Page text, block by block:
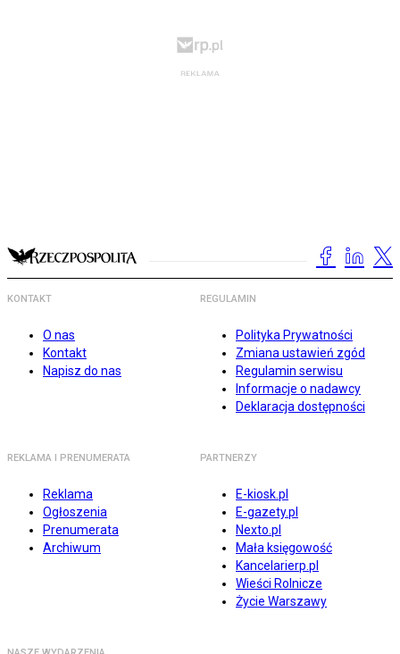
KONTAKT
O nas
Kontakt
Napisz do nas
REGULAMIN
Polityka Prywatności
Zmiana ustawień zgód
Regulamin serwisu
Informacje o nadawcy
Deklaracja dostępności
REKLAMA I PRENUMERATA
Reklama
Ogłoszenia
Prenumerata
Archiwum
PARTNERZY
E-kiosk.pl
E-gazety.pl
Nexto.pl
Mała księgowość
Kancelarierp.pl
Wieści Rolnicze
Życie Warszawy